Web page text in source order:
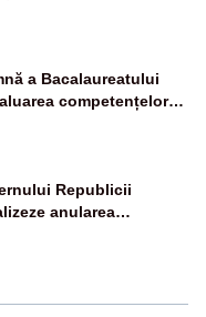
antrenorul Adrian
a Bacalaureatului
competențelor
Republicii
anularea
Limbii Române